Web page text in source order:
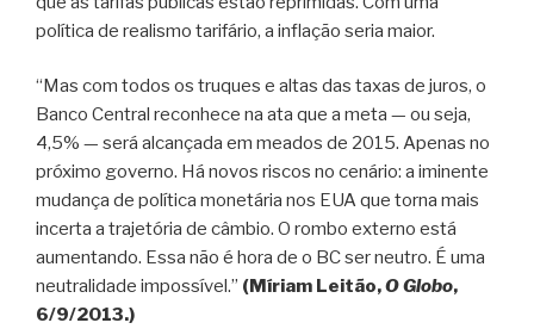
política de realismo tarifário, a inflação seria maior.
“Mas com todos os truques e altas das taxas de juros, o
Banco Central reconhece na ata que a meta — ou seja,
4,5% — será alcançada em meados de 2015. Apenas no
próximo governo. Há novos riscos no cenário: a iminente
mudança de política monetária nos EUA que torna mais
incerta a trajetória de câmbio. O rombo externo está
aumentando. Essa não é hora de o BC ser neutro. É uma
neutralidade impossível.” (Míriam Leitão,O Globo,
6/9/2013.)